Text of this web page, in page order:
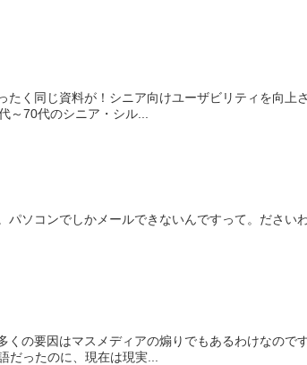
く同じ資料が！シニア向けユーザビリティを向上
～70代のシニア・シル...
ソコンでしかメールできないんですって。ださい
の要因はマスメディアの煽りでもあるわけなので
だったのに、現在は現実...